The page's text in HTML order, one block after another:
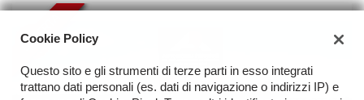
OFFERTA
Cookie Policy
Questo sito e gli strumenti di terze parti in esso integrati
trattano dati personali (es. dati di navigazione o indirizzi IP) e